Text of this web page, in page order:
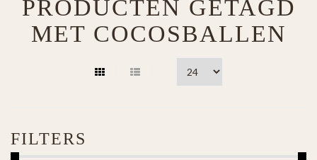
PRODUCTEN GETAGD
MET COCOSBALLEN
FILTERS